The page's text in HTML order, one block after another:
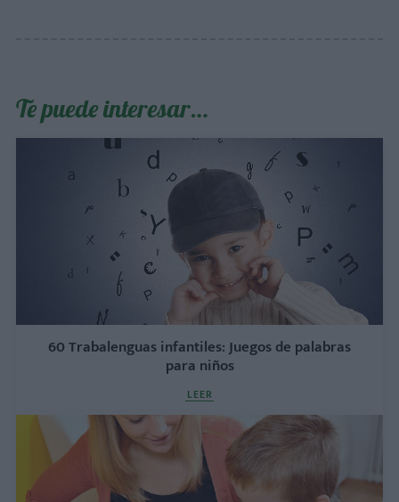
Te puede interesar…
60 Trabalenguas infantiles: Juegos de palabras
para niños
LEER